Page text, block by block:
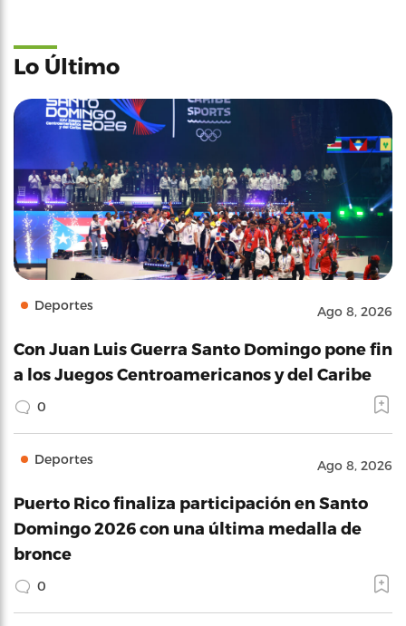
Lo Último
Deportes Ago 8, 2026
Con Juan Luis Guerra Santo Domingo pone fin
a los Juegos Centroamericanos y del Caribe
0
Deportes Ago 8, 2026
Puerto Rico finaliza participación en Santo
Domingo 2026 con una última medalla de
bronce
0